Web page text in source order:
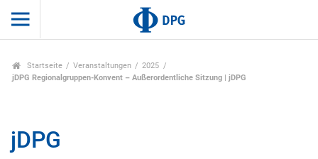
Startseite Veranstaltungen
2025
jDPG Regionalgruppen-Konvent – Außerordentliche Sitzung | jDPG
jDPG